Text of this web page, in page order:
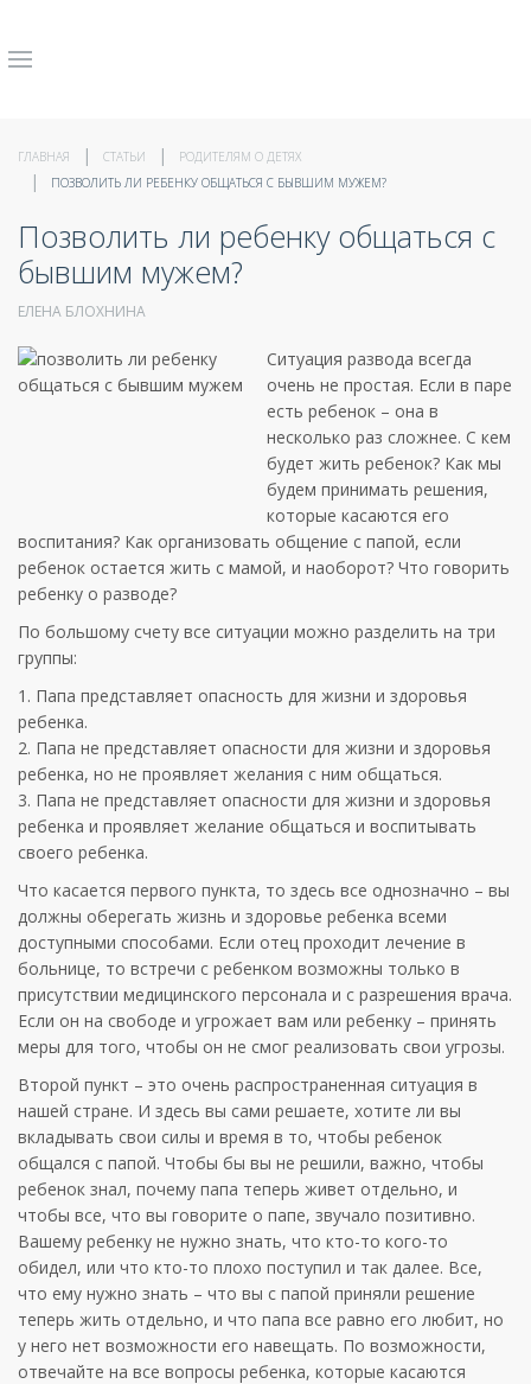
ГЛАВНАЯ СТАТЬИ
РОДИТЕЛЯМ О ДЕТЯХ
ПОЗВОЛИТЬ ЛИ РЕБЕНКУ ОБЩАТЬСЯ С БЫВШИМ МУЖЕМ?
Позволить ли ребенку общаться с
бывшим мужем?
ЕЛЕНА БЛОХНИНА
Ситуация развода всегда
очень не простая. Если в паре
есть ребенок – она в
несколько раз сложнее. С кем
будет жить ребенок? Как мы
будем принимать решения,
которые касаются его
воспитания? Как организовать общение с папой, если
ребенок остается жить с мамой, и наоборот? Что говорить
ребенку о разводе?
По большому счету все ситуации можно разделить на три
группы:
1. Папа представляет опасность для жизни и здоровья
ребенка.
2. Папа не представляет опасности для жизни и здоровья
ребенка, но не проявляет желания с ним общаться.
3. Папа не представляет опасности для жизни и здоровья
ребенка и проявляет желание общаться и воспитывать
своего ребенка.
Что касается первого пункта, то здесь все однозначно – вы
должны оберегать жизнь и здоровье ребенка всеми
доступными способами. Если отец проходит лечение в
больнице, то встречи с ребенком возможны только в
присутствии медицинского персонала и с разрешения врача.
Если он на свободе и угрожает вам или ребенку – принять
меры для того, чтобы он не смог реализовать свои угрозы.
Второй пункт – это очень распространенная ситуация в
нашей стране. И здесь вы сами решаете, хотите ли вы
вкладывать свои силы и время в то, чтобы ребенок
общался с папой. Чтобы бы вы не решили, важно, чтобы
ребенок знал, почему папа теперь живет отдельно, и
чтобы все, что вы говорите о папе, звучало позитивно.
Вашему ребенку не нужно знать, что кто-то кого-то
обидел, или что кто-то плохо поступил и так далее. Все,
что ему нужно знать – что вы с папой приняли решение
теперь жить отдельно, и что папа все равно его любит, но
у него нет возможности его навещать. По возможности,
отвечайте на все вопросы ребенка, которые касаются